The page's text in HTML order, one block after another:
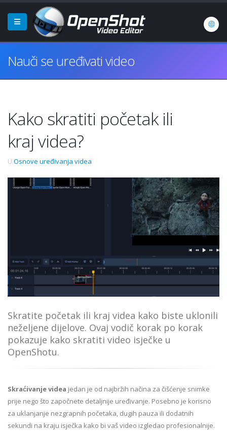
Nauči se uređivati video
Kako skratiti početak ili
kraj videa?
U Osnove uređivanja videa
Skratite početak ili kraj videa kako biste uklonili
neželjene dijelove. Ovaj vodič korak po korak
pokazuje kako skratiti video isječke u
OpenShotu.
Skraćivanje videa jedan je od najbržih načina za čišćenje snimke
prije nego što započnete detaljnije uređivanje. Posebno je korisno
za uklanjanje nezgrapnih početaka, dugih pauza ili dodatnih
sekundi na kraju isječka kako bi vaš video izgledao profesionalnije.